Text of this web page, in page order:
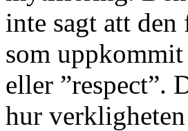
inte sagt att
som
eller ”respect”.
hur